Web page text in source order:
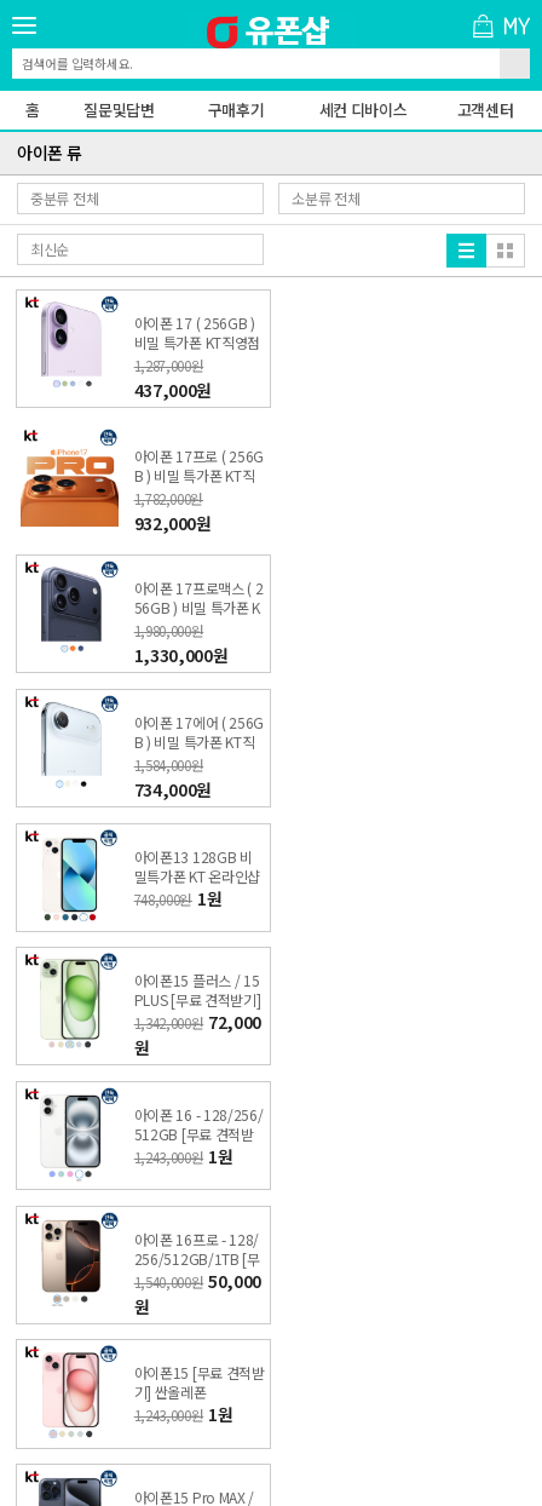
홈 질문및답변 구매후기 세컨 디바이스 고객센터
아이폰 류
아이폰 17 ( 256GB )
비밀 특가폰 KT직영점
싼올레폰
1,287,000원
437,000원
아이폰 17프로 ( 256G
B ) 비밀 특가폰 KT직
영점 싼올레폰
1,782,000원
932,000원
아이폰 17프로맥스 ( 2
56GB ) 비밀 특가폰 K
T직영점 싼올레폰
1,980,000원
1,330,000원
아이폰 17에어 ( 256G
B ) 비밀 특가폰 KT직
영점 싼올레폰
1,584,000원
734,000원
아이폰13 128GB 비
밀특가폰 KT 온라인샵
748,000원 1원
아이폰15 플러스 / 15
PLUS [무료 견적받기]
싼올레폰
1,342,000원 72,000
원
아이폰 16 - 128/256/
512GB [무료 견적받
기] 싼올레폰
1,243,000원 1원
아이폰 16프로 - 128/
256/512GB/1TB [무
료 견적받기] 싼올레폰
1,540,000원 50,000
원
아이폰15 [무료 견적받
기] 싼올레폰
1,243,000원 1원
아이폰15 Pro MAX /